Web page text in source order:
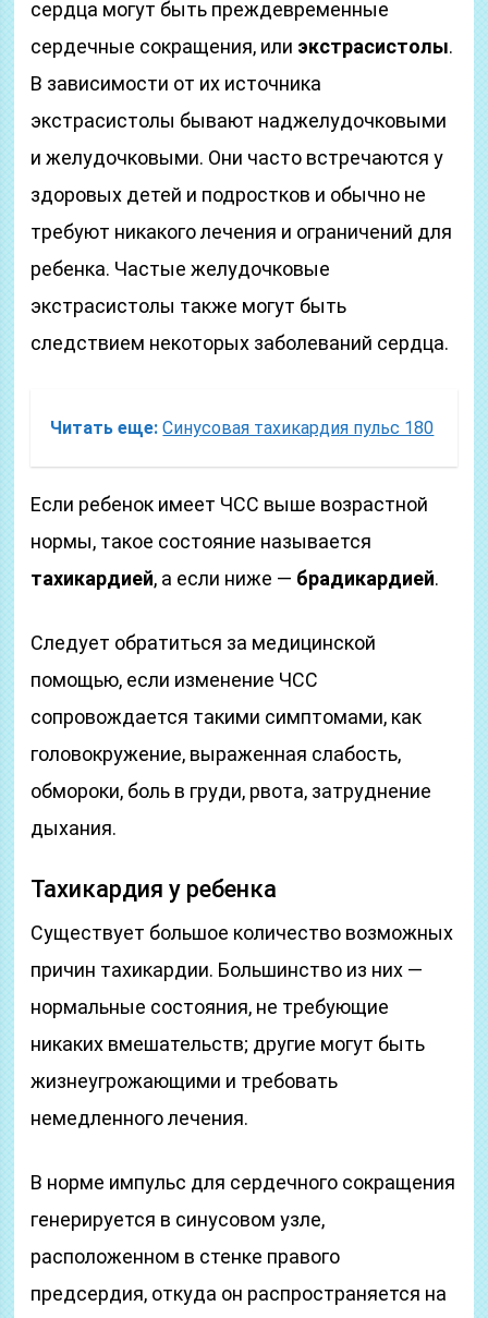
сердца могут быть преждевременные
сердечные сокращения, или экстрасистолы.
В зависимости от их источника
экстрасистолы бывают наджелудочковыми
и желудочковыми. Они часто встречаются у
здоровых детей и подростков и обычно не
требуют никакого лечения и ограничений для
ребенка. Частые желудочковые
экстрасистолы также могут быть
следствием некоторых заболеваний сердца.
Читать еще: Синусовая тахикардия пульс 180
Если ребенок имеет ЧСС выше возрастной
нормы, такое состояние называется
тахикардией, а если ниже — брадикардией.
Следует обратиться за медицинской
помощью, если изменение ЧСС
сопровождается такими симптомами, как
головокружение, выраженная слабость,
обмороки, боль в груди, рвота, затруднение
дыхания.
Тахикардия у ребенка
Существует большое количество возможных
причин тахикардии. Большинство из них —
нормальные состояния, не требующие
никаких вмешательств; другие могут быть
жизнеугрожающими и требовать
немедленного лечения.
В норме импульс для сердечного сокращения
генерируется в синусовом узле,
расположенном в стенке правого
предсердия, откуда он распространяется на